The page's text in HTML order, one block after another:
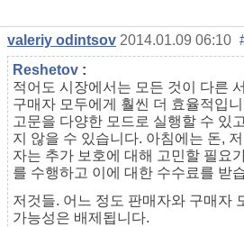
valeriy odintsov 2014.01.09 06:10
Reshetov :
적어도 시장에서는 모든 것이 다른
구매자 모두에게 훨씬 더 효율적입
고문을 다양한 모드로 실행할 수 있
지 않을 수 있습니다. 아침에는 돈,
자는 추가 보호에 대해 고민할 필요
를 수행하고 이에 대한 수수료를 받
저것들. 어느 정도 판매자와 구매자
가능성은 배제됩니다.